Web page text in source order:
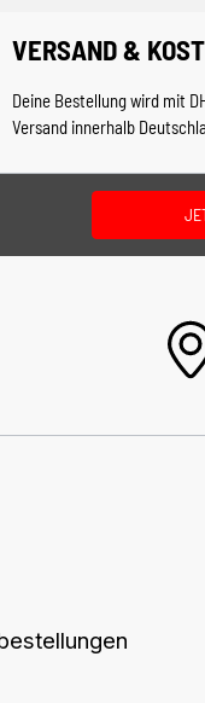
VERSAND &
Deine Bestellung wird mit
Versand innerhalb